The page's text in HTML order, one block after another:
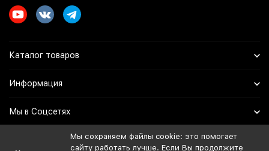
Каталог товаров
Информация
Мы в Соцсетях
Политика персональных данных
Мы сохраняем файлы cookie: это помогает
сайту работать лучше. Если Вы продолжите